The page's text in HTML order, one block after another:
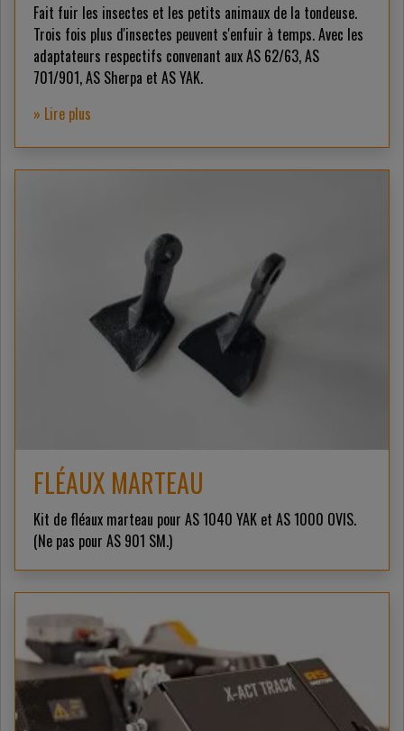
Fait fuir les insectes et les petits animaux de la tondeuse.
Trois fois plus d'insectes peuvent s'enfuir à temps. Avec les
adaptateurs respectifs convenant aux AS 62/63, AS
701/901, AS Sherpa et AS YAK.
» Lire plus
FLÉAUX MARTEAU
Kit de fléaux marteau pour AS 1040 YAK et AS 1000 OVIS.
(Ne pas pour AS 901 SM.)